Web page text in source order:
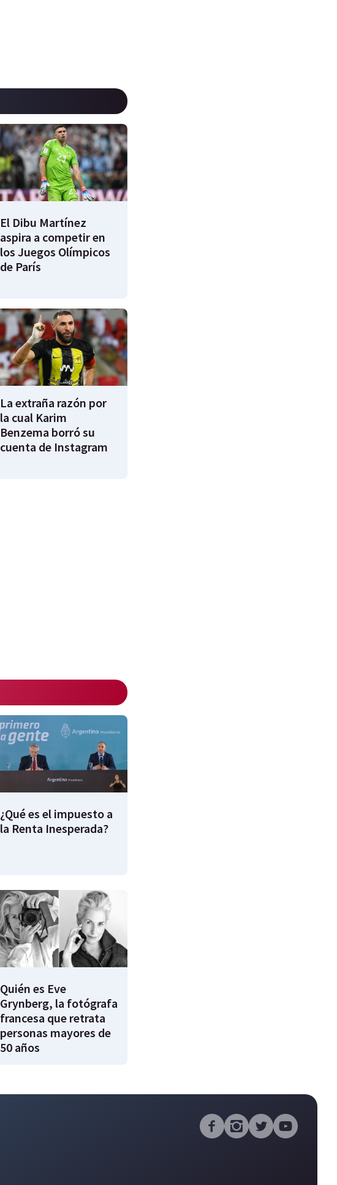
El Dibu Martínez
aspira a competir en
los Juegos Olímpicos
de París
La extraña razón por
la cual Karim
Benzema borró su
cuenta de Instagram
¿Qué es el impuesto a
la Renta Inesperada?
Quién es Eve
Grynberg, la fotógrafa
francesa que retrata
personas mayores de
50 años